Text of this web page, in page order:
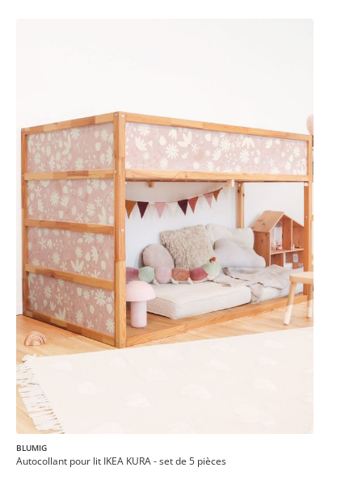
BLUMIG
Autocollant pour lit IKEA KURA - set de 5 pièces